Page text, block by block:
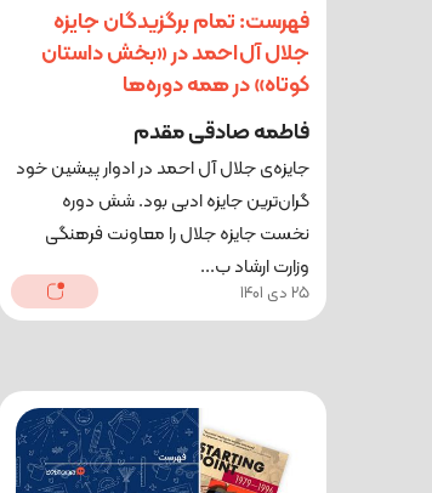
فهرست: تمام برگزیدگان جایزه
جلال آل‌احمد در «بخش داستان
کوتاه» در همه دوره‌ها
فاطمه صادقی مقدم
جایزه‌ی جلال آل احمد در ادوار پیشین خود
گران‌ترین جایزه ادبی بود. شش دوره
نخست جایزه جلال را معاونت فرهنگی
وزارت ارشاد ب...
25 دی 1401